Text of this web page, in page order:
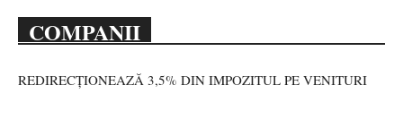
COMPANII
REDIRECȚIONEAZĂ 3,5% DIN IMPOZITUL PE VENITURI